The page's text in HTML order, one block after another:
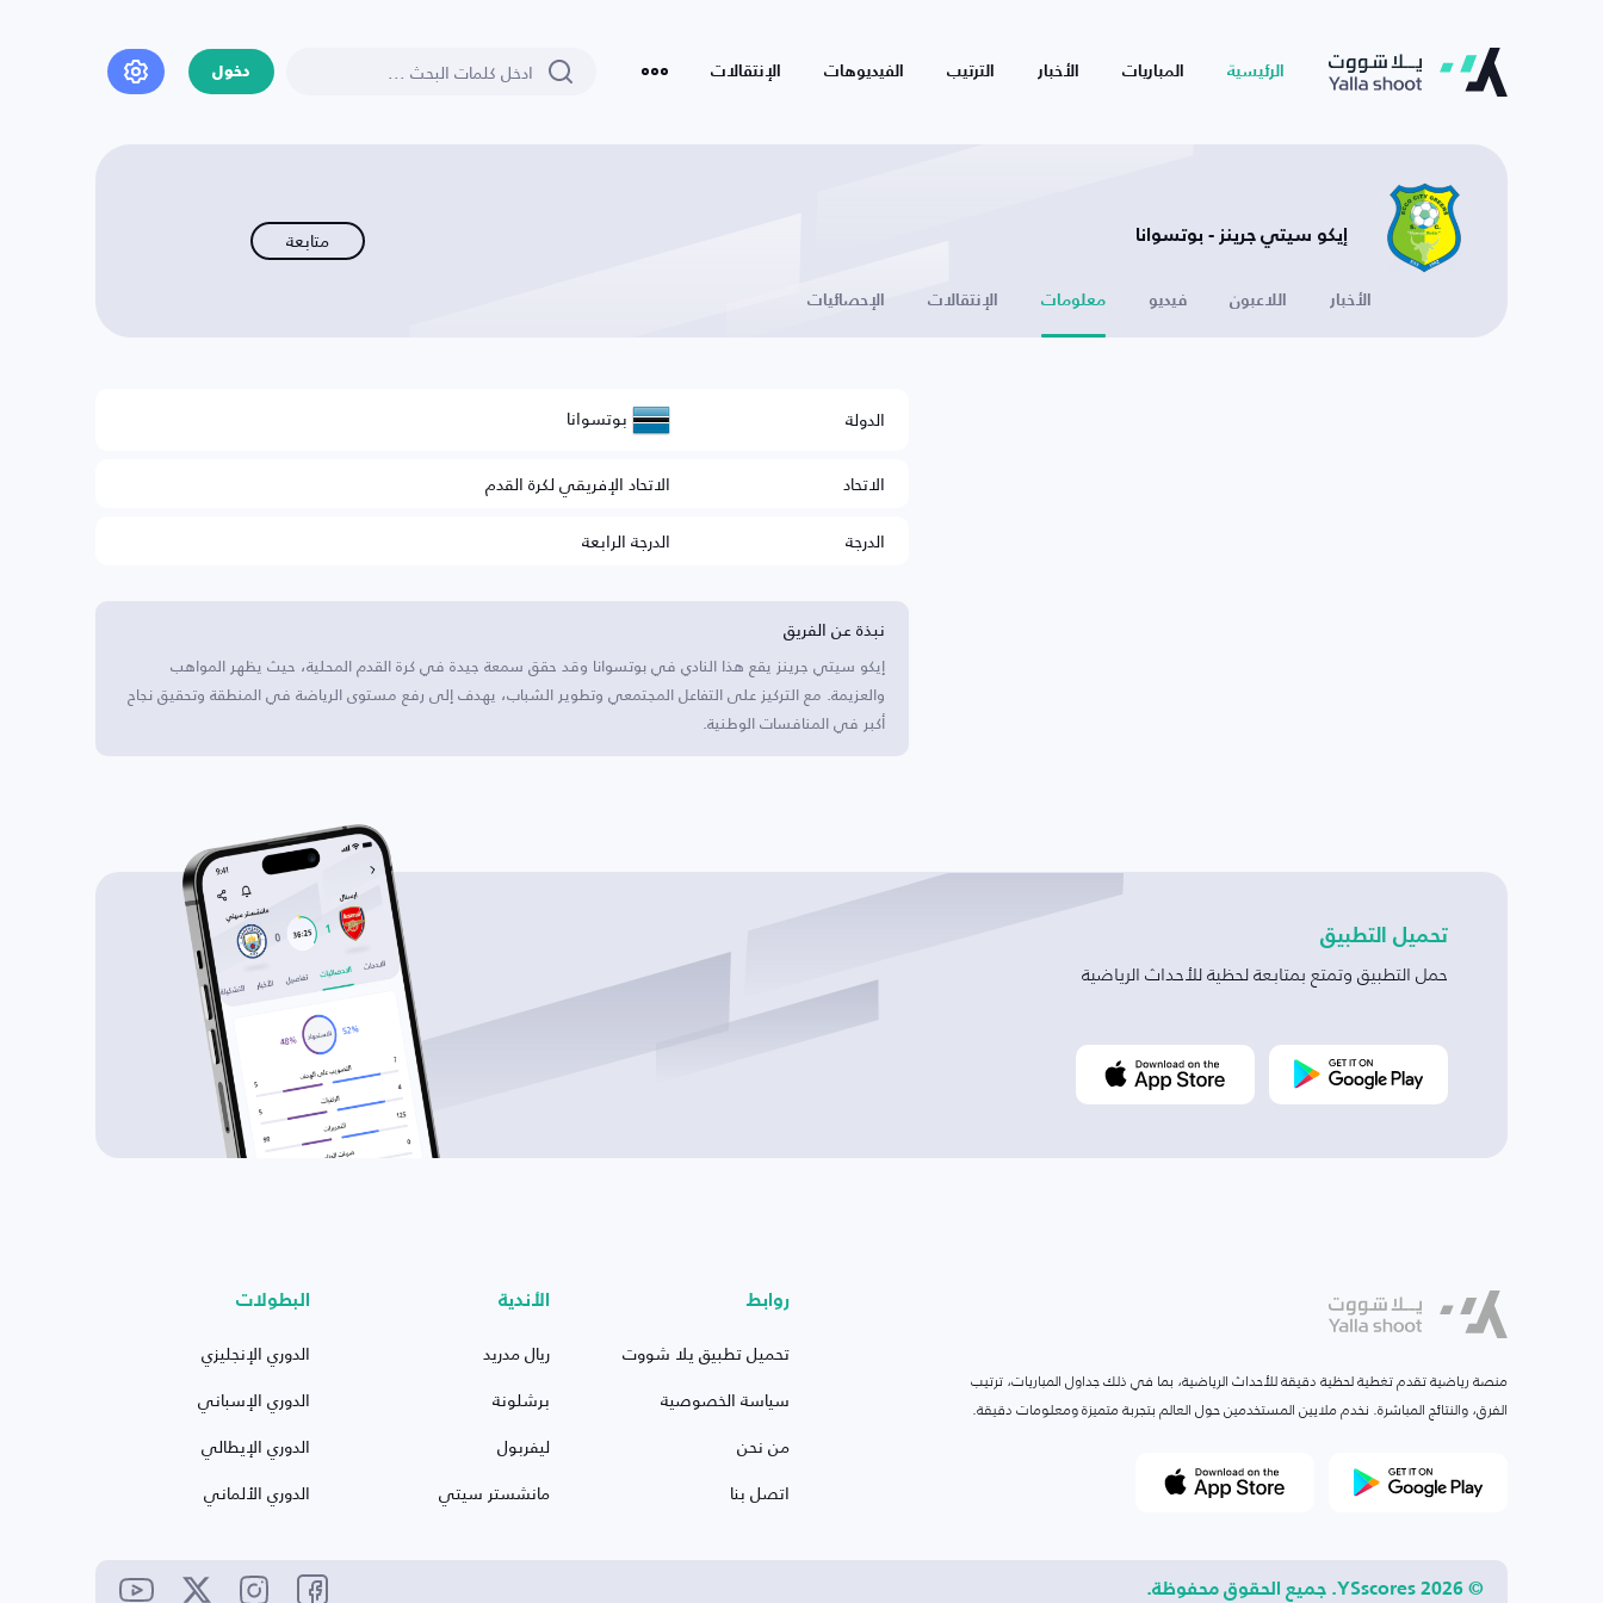
الرئيسية المباريات الأخبار الترتيب الفيديوهات الإنتقالات دخول
إيكو سيتي جرينز - بوتسوانا متابعة
الأخبار اللاعبون فيديو معلومات الإنتقالات الإحصائيات
الدولة بوتسوانا
الاتحاد
الاتحاد الإفريقي لكرة القدم
الدرجة
الدرجة الرابعة
نبذة عن الفريق
إيكو سيتي جرينز يقع هذا النادي في بوتسوانا وقد حقق سمعة جيدة في كرة القدم المحلية، حيث يظهر المواهب
والعزيمة. مع التركيز على التفاعل المجتمعي وتطوير الشباب، يهدف إلى رفع مستوى الرياضة في المنطقة وتحقيق نجاح
أكبر في المنافسات الوطنية.
تحميل التطبيق
حمل التطبيق وتمتع بمتابعة لحظية للأحداث الرياضية
منصة رياضية تقدم تغطية لحظية دقيقة للأحداث الرياضية، بما في ذلك جداول المباريات، ترتيب
الفرق، والنتائج المباشرة. نخدم ملايين المستخدمين حول العالم بتجربة متميزة ومعلومات دقيقة.
روابط
تحميل تطبيق يلا شووت
سياسة الخصوصية
من نحن
اتصل بنا
الأندية
ريال مدريد
برشلونة
ليفربول
مانشستر سيتي
البطولات
الدوري الإنجليزي
الدوري الإسباني
الدوري الإيطالي
الدوري الألماني
© 2026 YSscores. جميع الحقوق محفوظة.